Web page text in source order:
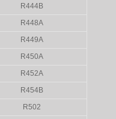
R444B
R448A
R449A
R450A
R452A
R454B
R502